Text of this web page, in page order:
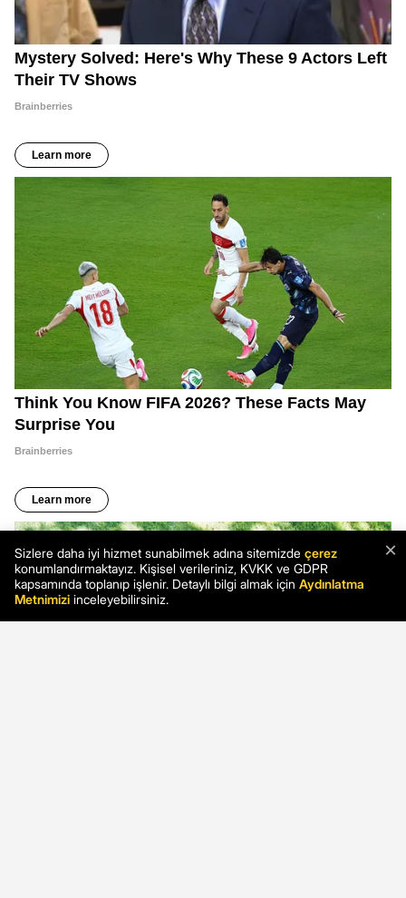
×
Sizlere daha iyi hizmet sunabilmek adına sitemizde çerez
konumlandırmaktayız. Kişisel verileriniz, KVKK ve GDPR
kapsamında toplanıp işlenir. Detaylı bilgi almak için Aydınlatma
Metnimizi inceleyebilirsiniz.